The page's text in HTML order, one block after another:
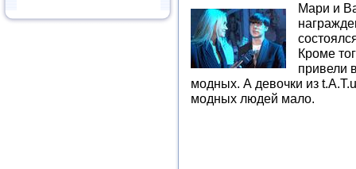
Мари и
Кроме
привели
модных. А девочки из
модных людей мало.